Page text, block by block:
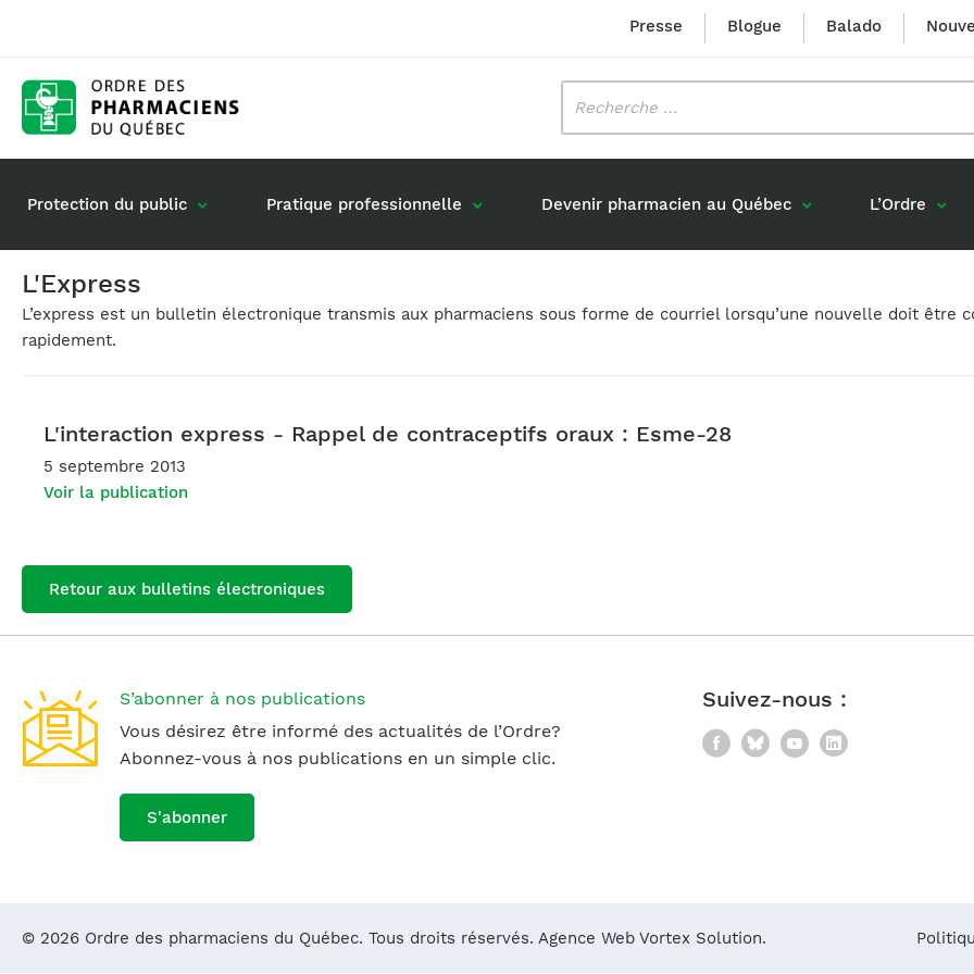
Presse Blogue Balado
Protection du public
Rôle du pharmacien
Pratique professionnelle
Gestion de mon dossier
Commande de matériel
Formation
Devenir pharmacien au Québec
Diplômés en France
L’Ordre
Mission et valeurs
Identité visuelle
Prix Louis-Hébert
L'Express
L’express est un bulletin électronique transmis aux pharmaciens sous forme de courriel lorsqu’une nouvelle doit être
rapidement.
L'interaction express - Rappel de contraceptifs oraux : Esme-28
5 septembre 2013
Voir la publication
Retour aux bulletins électroniques
S’abonner à nos publications
Vous désirez être informé des actualités de l’Ordre?
Abonnez-vous à nos publications en un simple clic.
S'abonner
Suivez-nous :
Facebook
BlueskyYouTube
LinkedIn
© 2026 Ordre des pharmaciens du Québec. Tous droits réservés. Agence Web Vortex Solution.